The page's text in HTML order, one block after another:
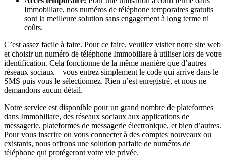
Immobiliare, nos numéros de téléphone temporaires gratuits
sont la meilleure solution sans engagement à long terme ni
coûts.
C’est assez facile à faire. Pour ce faire, veuillez visiter notre site web
et choisir un numéro de téléphone Immobiliare à utiliser lors de votre
identification. Cela fonctionne de la même manière que d’autres
réseaux sociaux – vous entrez simplement le code qui arrive dans le
SMS puis vous le sélectionnez. Rien n’est enregistré, et nous ne
demandons aucun détail.
Notre service est disponible pour un grand nombre de plateformes
dans Immobiliare, des réseaux sociaux aux applications de
messagerie, plateformes de messagerie électronique, et bien d’autres.
Pour vous inscrire ou vous connecter à des comptes nouveaux ou
existants, nous offrons une solution parfaite de numéros de
téléphone qui protégeront votre vie privée.